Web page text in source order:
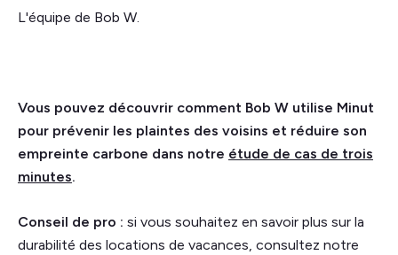
L'équipe de Bob W.
Vous pouvez découvrir comment Bob W utilise Minut
pour prévenir les plaintes des voisins et réduire son
empreinte carbone dans notre étude de cas de trois
minutes.
Conseil de pro : si vous souhaitez en savoir plus sur la
durabilité des locations de vacances, consultez notre